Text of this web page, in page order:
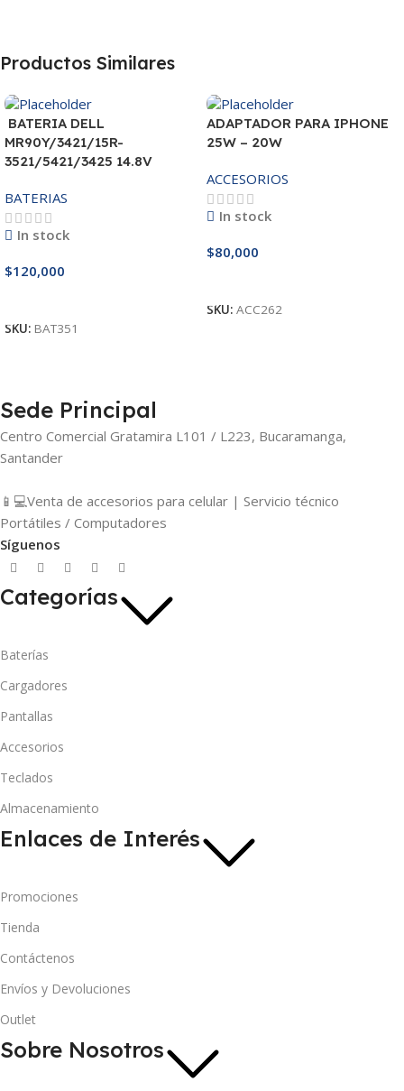
Productos Similares
BATERIA DELL
MR90Y/3421/15R-
3521/5421/3425 14.8V
BATERIAS
In stock
$120,000
SKU: BAT351
ADAPTADOR PARA IPHONE
25W – 20W
ACCESORIOS
In stock
$80,000
SKU: ACC262
Sede Principal
Centro Comercial Gratamira L101 / L223, Bucaramanga,
Santander
📱💻Venta de accesorios para celular | Servicio técnico
Portátiles / Computadores
Síguenos
Categorías
Baterías
Cargadores
Pantallas
Accesorios
Teclados
Almacenamiento
Enlaces de Interés
Promociones
Tienda
Contáctenos
Envíos y Devoluciones
Outlet
Sobre Nosotros